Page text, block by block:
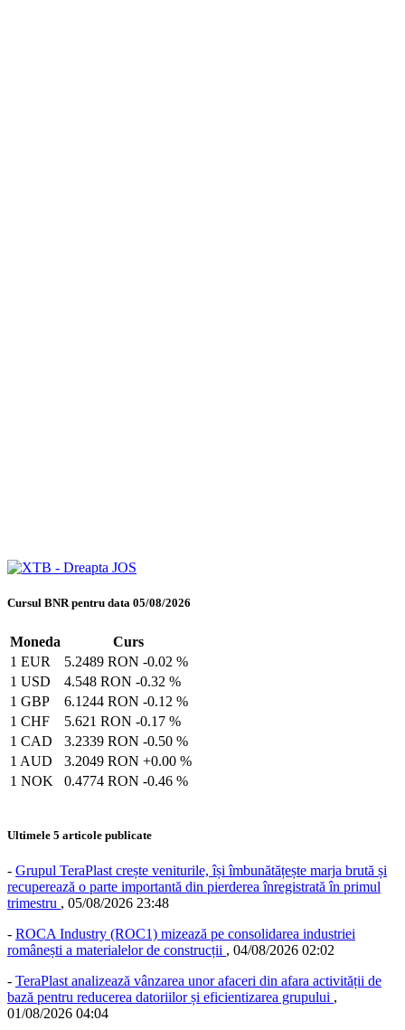
Cursul BNR pentru data 05/08/2026
Moneda
Curs
1 EUR
5.2489 RON -0.02 %
1 USD
4.548 RON -0.32 %
1 GBP
6.1244 RON -0.12 %
1 CHF
5.621 RON -0.17 %
1 CAD
3.2339 RON -0.50 %
1 AUD
3.2049 RON +0.00 %
1 NOK
0.4774 RON -0.46 %
Ultimele 5 articole publicate
- Grupul TeraPlast crește veniturile, își îmbunătățește marja brută și
recuperează o parte importantă din pierderea înregistrată în primul
trimestru , 05/08/2026 23:48
- ROCA Industry (ROC1) mizează pe consolidarea industriei
românești a materialelor de construcții , 04/08/2026 02:02
- TeraPlast analizează vânzarea unor afaceri din afara activității de
bază pentru reducerea datoriilor și eficientizarea grupului ,
01/08/2026 04:04